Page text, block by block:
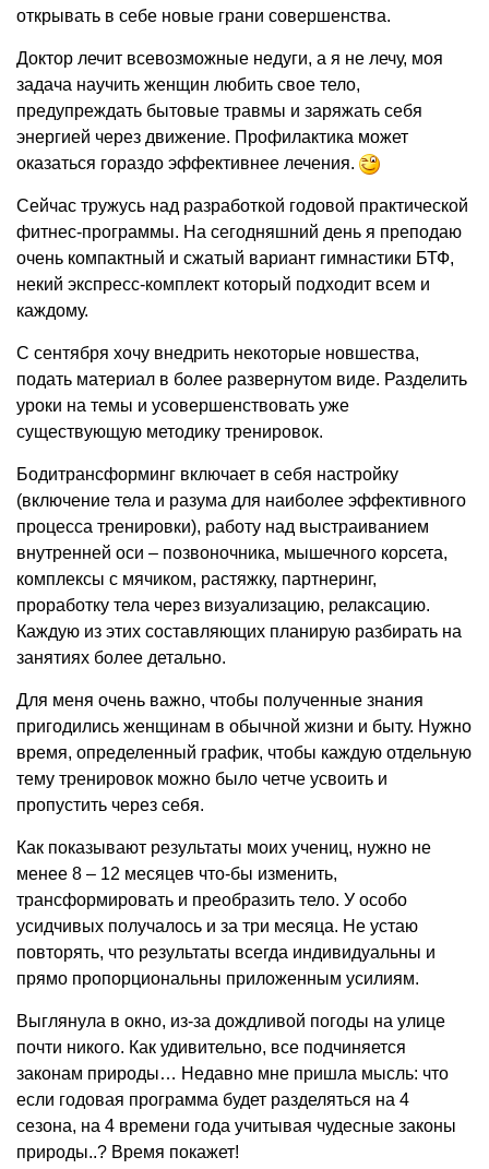
открывать в себе новые грани совершенства.
Доктор лечит всевозможные недуги, а я не лечу, моя
задача научить женщин любить свое тело,
предупреждать бытовые травмы и заряжать себя
энергией через движение. Профилактика может
оказаться гораздо эффективнее лечения.
Сейчас тружусь над разработкой годовой практической
фитнес-программы. На сегодняшний день я преподаю
очень компактный и сжатый вариант гимнастики БТФ,
некий экспресс-комплект который подходит всем и
каждому.
С сентября хочу внедрить некоторые новшества,
подать материал в более развернутом виде. Разделить
уроки на темы и усовершенствовать уже
существующую методику тренировок.
Бодитрансформинг включает в себя настройку
(включение тела и разума для наиболее эффективного
процесса тренировки), работу над выстраиванием
внутренней оси – позвоночника, мышечного корсета,
комплексы с мячиком, растяжку, партнеринг,
проработку тела через визуализацию, релаксацию.
Каждую из этих составляющих планирую разбирать на
занятиях более детально.
Для меня очень важно, чтобы полученные знания
пригодились женщинам в обычной жизни и быту. Нужно
время, определенный график, чтобы каждую отдельную
тему тренировок можно было четче усвоить и
пропустить через себя.
Как показывают результаты моих учениц, нужно не
менее 8 – 12 месяцев что-бы изменить,
трансформировать и преобразить тело. У особо
усидчивых получалось и за три месяца. Не устаю
повторять, что результаты всегда индивидуальны и
прямо пропорциональны приложенным усилиям.
Выглянула в окно, из-за дождливой погоды на улице
почти никого. Как удивительно, все подчиняется
законам природы… Недавно мне пришла мысль: что
если годовая программа будет разделяться на 4
сезона, на 4 времени года учитывая чудесные законы
природы..? Время покажет!